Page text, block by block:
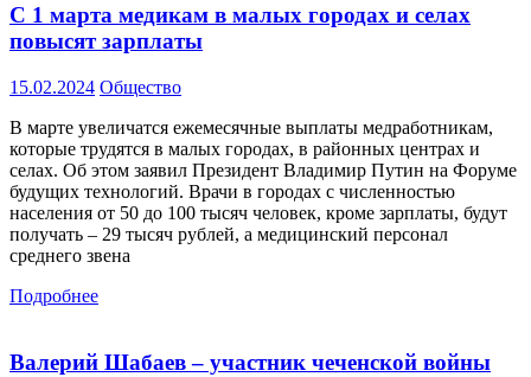
С 1 марта медикам в малых городах и селах
повысят зарплаты
15.02.2024 Общество
В марте увеличатся ежемесячные выплаты медработникам,
которые трудятся в малых городах, в районных центрах и
селах. Об этом заявил Президент Владимир Путин на Форуме
будущих технологий. Врачи в городах с численностью
населения от 50 до 100 тысяч человек, кроме зарплаты, будут
получать – 29 тысяч рублей, а медицинский персонал
среднего звена
Подробнее
Валерий Шабаев – участник чеченской войны